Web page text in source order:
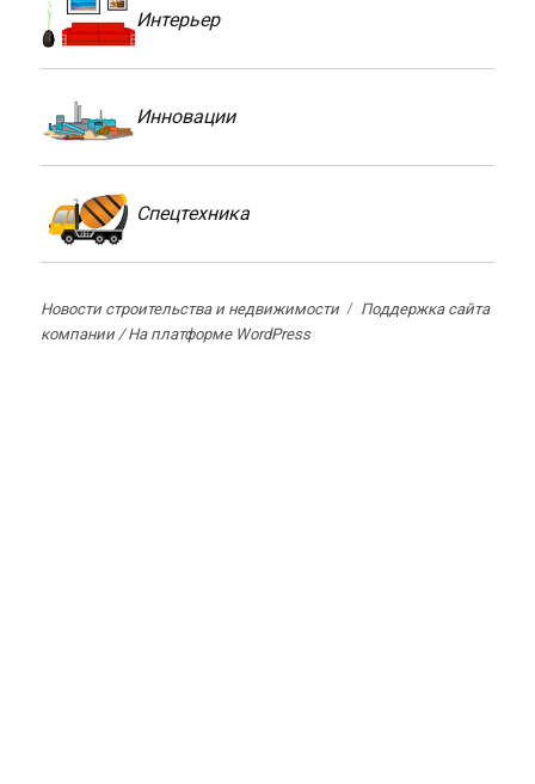
Интерьер
Инновации
Спецтехника
Новости строительства и недвижимости
Поддержка сайта
компании /На платформе WordPress